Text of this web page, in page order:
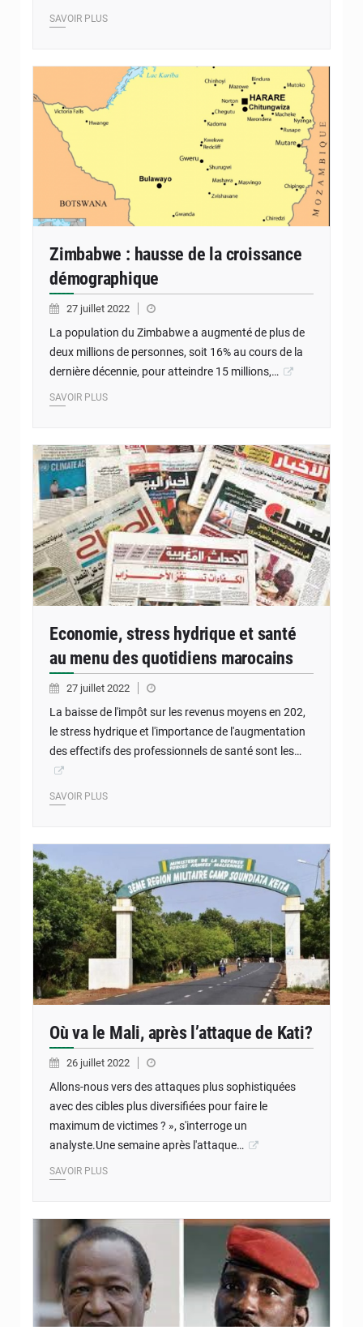
SAVOIR PLUS
Zimbabwe : hausse de la croissance
démographique
27 juillet 2022
La population du Zimbabwe a augmenté de plus de
deux millions de personnes, soit 16% au cours de la
dernière décennie, pour atteindre 15 millions,…
SAVOIR PLUS
Economie, stress hydrique et santé
au menu des quotidiens marocains
27 juillet 2022
La baisse de l'impôt sur les revenus moyens en 202,
le stress hydrique et l'importance de l'augmentation
des effectifs des professionnels de santé sont les…
SAVOIR PLUS
Où va le Mali, après l’attaque de Kati?
26 juillet 2022
Allons-nous vers des attaques plus sophistiquées
avec des cibles plus diversifiées pour faire le
maximum de victimes ? », s'interroge un
analyste.Une semaine après l'attaque…
SAVOIR PLUS